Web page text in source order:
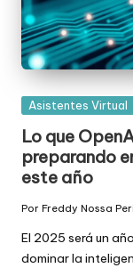
Posted
Asistentes Virtual
Lo que
preparando
este año
Publicado
por
Por Freddy Nossa
El 2025 será un
dominar la